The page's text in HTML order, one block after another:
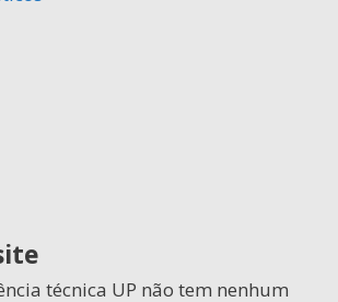
técnica UP não tem nenhum